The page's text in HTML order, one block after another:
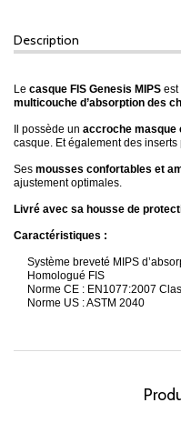
Description
Le casque FIS Genesis MIPS est
multicouche d’absorption des
Il possède un accroche masque
casque. Et également des
Ses mousses confortables et
ajustement optimales.
Livré avec sa housse de
Caractéristiques :
Système breveté MIPS
Homologué FIS
Norme CE : EN1077:2007
Norme US : ASTM 2040